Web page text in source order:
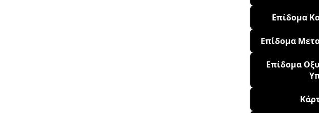
Επίδομα
Επίδομα
Επίδομα